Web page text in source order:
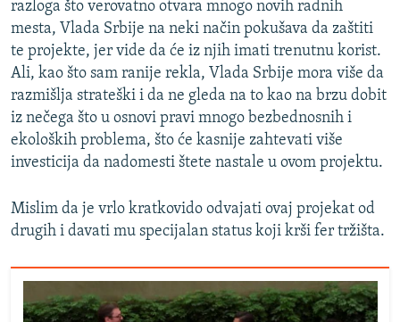
razloga što verovatno otvara mnogo novih radnih
mesta, Vlada Srbije na neki način pokušava da zaštiti
te projekte, jer vide da će iz njih imati trenutnu korist.
Ali, kao što sam ranije rekla, Vlada Srbije mora više da
razmišlja strateški i da ne gleda na to kao na brzu dobit
iz nečega što u osnovi pravi mnogo bezbednosnih i
ekoloških problema, što će kasnije zahtevati više
investicija da nadomesti štete nastale u ovom projektu.
Mislim da je vrlo kratkovido odvajati ovaj projekat od
drugih i davati mu specijalan status koji krši fer tržišta.